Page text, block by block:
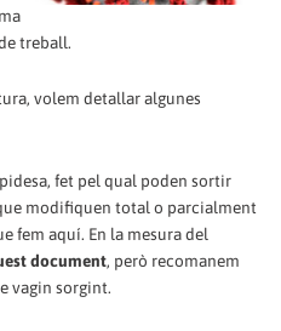
treball.
volem detallar algunes
fet pel qual poden sortir
modifiquen total o parcialment
fem aquí. En la mesura del
document, però recomanem
vagin sorgint.